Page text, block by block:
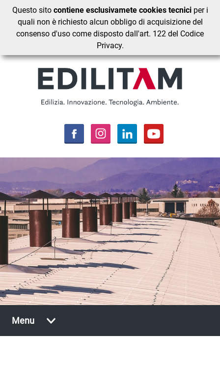
Questo sitocontiene esclusivamete cookies tecniciper i
quali non è richiesto alcun obbligo di acquisizione del
consenso d'uso come disposto dall'art. 122 del Codice
Privacy.
Menu
al
contenuto